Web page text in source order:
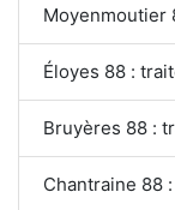
Moyenmoutier
Éloyes 88 :
Bruyères 88 :
Chantraine 88